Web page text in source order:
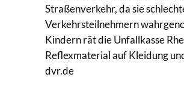
Straßenverkehr, da sie
Verkehrsteilnehmern
Kindern rät die Unfallkasse
Reflexmaterial auf Kleidung
dvr.de